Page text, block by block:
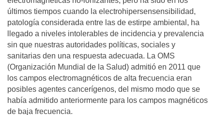
últimos tiempos cuando la electrohipersensensibilidad,
patología considerada entre las de estirpe ambiental, ha
llegado a niveles intolerables de incidencia y prevalencia
sin que nuestras autoridades políticas, sociales y
sanitarias den una respuesta adecuada. La OMS
(Organización Mundial de la Salud) admitió en 2011 que
los campos electromagnéticos de alta frecuencia eran
posibles agentes cancerígenos, del mismo modo que se
había admitido anteriormente para los campos magnéticos
de baja frecuencia.